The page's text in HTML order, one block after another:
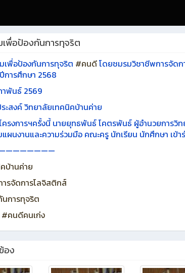
เพื่อป้องกันการทุจริต
เพื่อป้องกันการทุจริต #คนดีโดยชมรมวิชาชีพการจัด
การศึกษา 2568
พันธ์ 2569
ะสงค์ วิทยาลัยเทคนิคบ้านค่าย
ครงการฯครั้งนี้ นายยุทธพันธ์ โคตรพันธ์ ผู้อำนวยการ
ผนงานและความร่วมมือ คณะครู นักเรียน นักศึกษา เข้า
บ้านค่าย
รจัดการโลจิสติกส์
นการทุจริต
#คนดีคนเก่ง
อง